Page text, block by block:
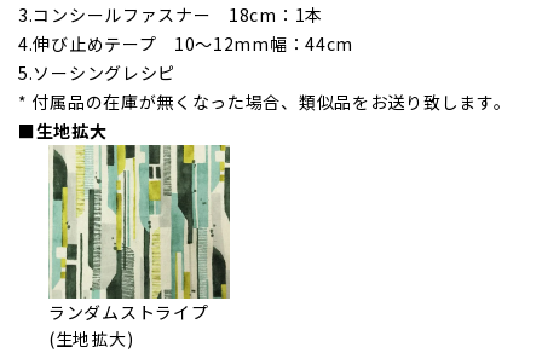
3.コンシールファスナー 18cm：1本
4.伸び止めテープ 10～12mm幅：44cm
5.ソーシングレシピ
* 付属品の在庫が無くなった場合、類似品をお送り致します。
■生地拡大
ランダムストライプ
(生地拡大)